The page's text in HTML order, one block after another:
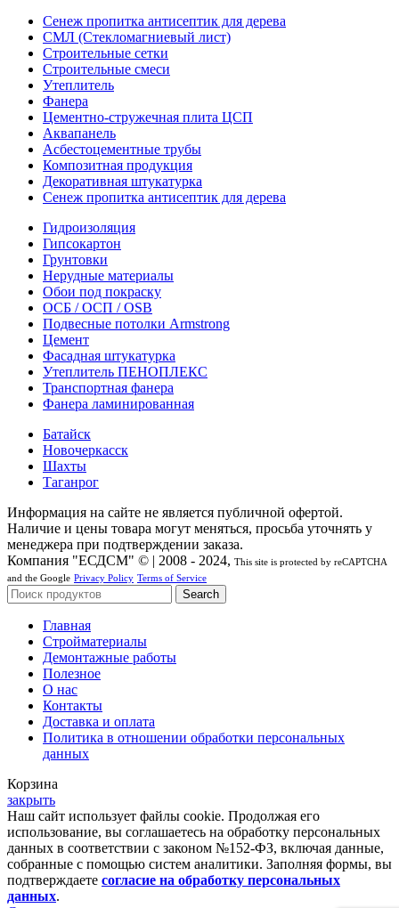
Сенеж пропитка антисептик для дерева
СМЛ (Стекломагниевый лист)
Строительные сетки
Строительные смеси
Утеплитель
Фанера
Цементно-стружечная плита ЦСП
Аквапанель
Асбестоцементные трубы
Композитная продукция
Декоративная штукатурка
Сенеж пропитка антисептик для дерева
Гидроизоляция
Гипсокартон
Грунтовки
Нерудные материалы
Обои под покраску
ОСБ / ОСП / OSB
Подвесные потолки Armstrong
Цемент
Фасадная штукатурка
Утеплитель ПЕНОПЛЕКС
Транспортная фанера
Фанера ламинированная
Батайск
Новочеркасск
Шахты
Таганрог
Информация на сайте не является публичной офертой.
Наличие и цены товара могут меняться, просьба уточнять у
менеджера при подтверждении заказа.
Компания "ЕСДСМ" © | 2008 - 2024, This site is protected by reCAPTCHA
and the Google Privacy Policy Terms of Service
Search
Главная
Стройматериалы
Демонтажные работы
Полезное
О нас
Контакты
Доставка и оплата
Политика в отношении обработки персональных
данных
Корзина
закрыть
Наш сайт использует файлы cookie. Продолжая его
использование, вы соглашаетесь на обработку персональных
данных в соответствии с законом №152-ФЗ, включая данные,
собранные с помощью систем аналитики. Заполняя формы, вы
подтверждаете согласие на обработку персональных
данных.